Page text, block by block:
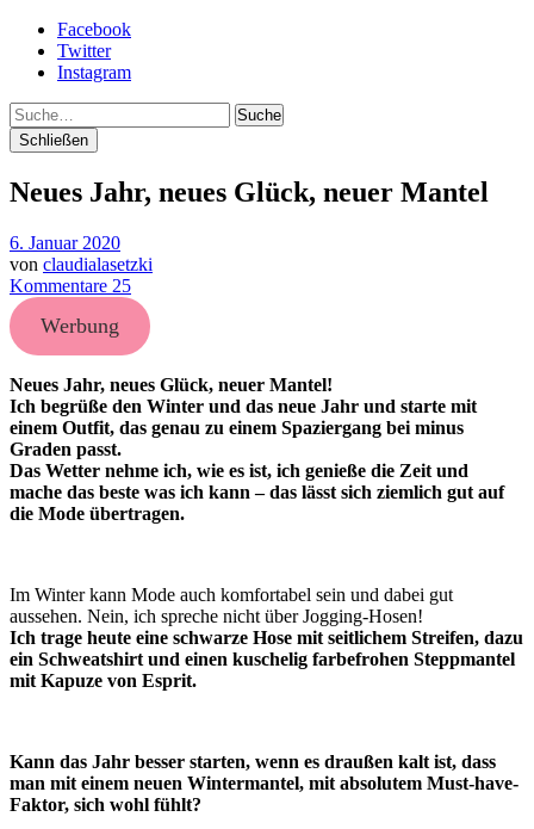
Facebook
Twitter
Instagram
Suche
Schließen
Neues Jahr, neues Glück, neuer Mantel
6. Januar 2020
von claudialasetzki
Kommentare 25
Werbung
Neues Jahr, neues Glück, neuer Mantel!
Ich begrüße den Winter und das neue Jahr und starte mit
einem Outfit, das genau zu einem Spaziergang bei minus
Graden passt.
Das Wetter nehme ich, wie es ist, ich genieße die Zeit und
mache das beste was ich kann – das lässt sich ziemlich gut auf
die Mode übertragen.
Im Winter kann Mode auch komfortabel sein und dabei gut
aussehen. Nein, ich spreche nicht über Jogging-Hosen!
Ich trage heute eine schwarze Hose mit seitlichem Streifen, dazu
ein Schweatshirt und einen kuschelig farbefrohen Steppmantel
mit Kapuze von Esprit.
Kann das Jahr besser starten, wenn es draußen kalt ist, dass
man mit einem neuen Wintermantel, mit absolutem Must-have-
Faktor, sich wohl fühlt?